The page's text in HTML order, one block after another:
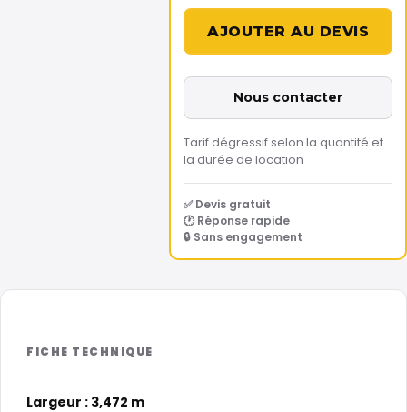
Nous contacter
Tarif dégressif selon la quantité et
la durée de location
✅ Devis gratuit
🕐 Réponse rapide
🔒 Sans engagement
Largeur : 3,472 m